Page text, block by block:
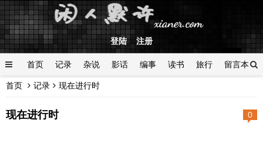
登陆 注册
首页 记录 杂说 影话 编事 读书 旅行 留言本
登陆
首页 记录 现在进行时
0
现在进行时